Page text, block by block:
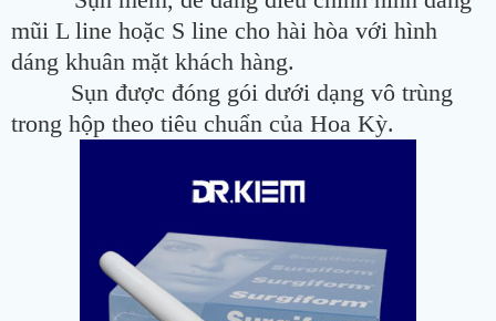
mũi L line hoặc S line cho hài hòa với hình
dáng khuân mặt khách hàng.
Sụn được đóng gói dưới dạng vô trùng
trong hộp theo tiêu chuẩn của Hoa Kỳ.